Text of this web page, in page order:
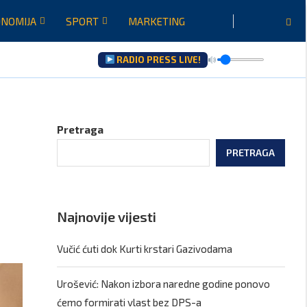
SPORT MARKETING
RADIO PRESS LIVE!
Pretraga
PRETRAGA
Najnovije vijesti
Vučić ćuti dok Kurti krstari Gazivodama
Urošević: Nakon izbora naredne godine ponovo
ćemo formirati vlast bez DPS-a